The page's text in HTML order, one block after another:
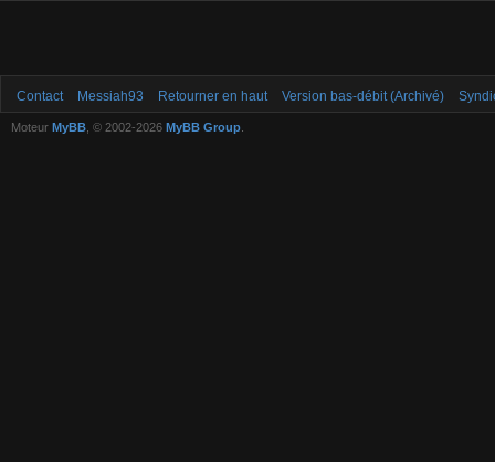
Contact Messiah93 Retourner en haut Version bas-débit (Archivé)
Moteur MyBB , © 2002-2026 MyBB Group